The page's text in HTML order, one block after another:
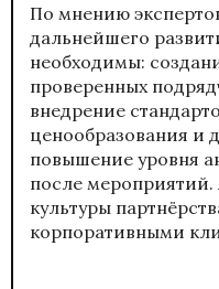
По мнению
дальнейшего
необходимы:
проверенных
внедрение
ценообразования и
повышение уровня
после мероприятий.
культуры
корпоративными